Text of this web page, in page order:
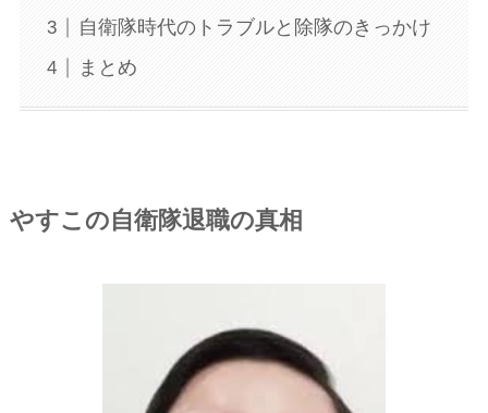
自衛隊時代のトラブルと除隊のきっかけ
まとめ
やすこの自衛隊退職の真相